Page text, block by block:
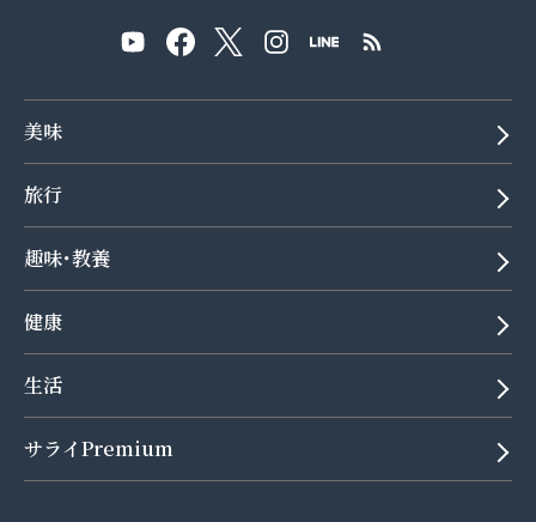
美味
旅行
趣味･教養
健康
生活
サライPremium